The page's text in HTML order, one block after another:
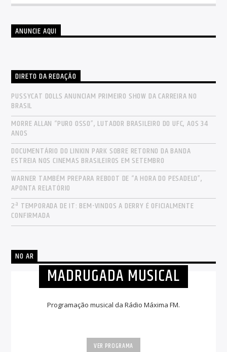
ANUNCIE AQUI
DIRETO DA REDAÇÃO
PUSSYCAT DOLLS ANUNCIAM PRIMEIRO SHOW DA CARREIRA NO
BRASIL
MORRE ALLAN “PURO OSSO”, LUTADOR BRASILEIRO DO UFC, AOS 34
ANOS
DOCUMENTÁRIO DO LINKIN PARK SOBRE RETORNO DA BANDA
ESTREIA NOS CINEMAS BRASILEIROS EM SETEMBRO
WARNER TAMBÉM PREPARA REBOOT DE “A HORA DO PESADELO”,
APONTA RELATÓRIO
2ª TEMPORADA DE IT: BEM-VINDOS A DERRY É OFICIALMENTE
CONFIRMADA
NO AR
MADRUGADA MUSICAL
Programação musical da Rádio Máxima FM.
VER PROGRAMA